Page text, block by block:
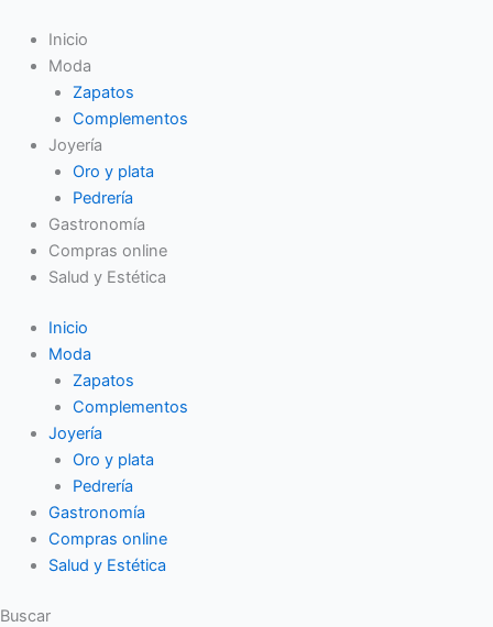
contenido
Inicio
Moda
Zapatos
Complementos
Joyería
Oro y plata
Pedrería
Gastronomía
Compras online
Salud y Estética
Inicio
Moda
Zapatos
Complementos
Joyería
Oro y plata
Pedrería
Gastronomía
Compras online
Salud y Estética
Buscar